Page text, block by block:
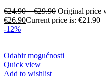
€24.90–€29.90 Original price
€26.90Current price is: €21.90
-12%
Odabir mogućnosti
Quick view
Add to wishlist